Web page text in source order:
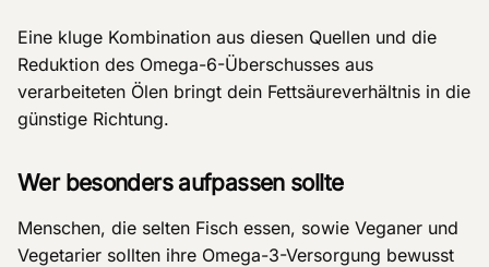
Eine kluge Kombination aus diesen Quellen und die
Reduktion des Omega-6-Überschusses aus
verarbeiteten Ölen bringt dein Fettsäureverhältnis in die
günstige Richtung.
Wer besonders aufpassen sollte
Menschen, die selten Fisch essen, sowie Veganer und
Vegetarier sollten ihre Omega-3-Versorgung bewusst